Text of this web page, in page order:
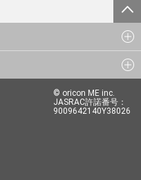
© oricon ME inc.
JASRAC許諾番号：
9009642140Y38026